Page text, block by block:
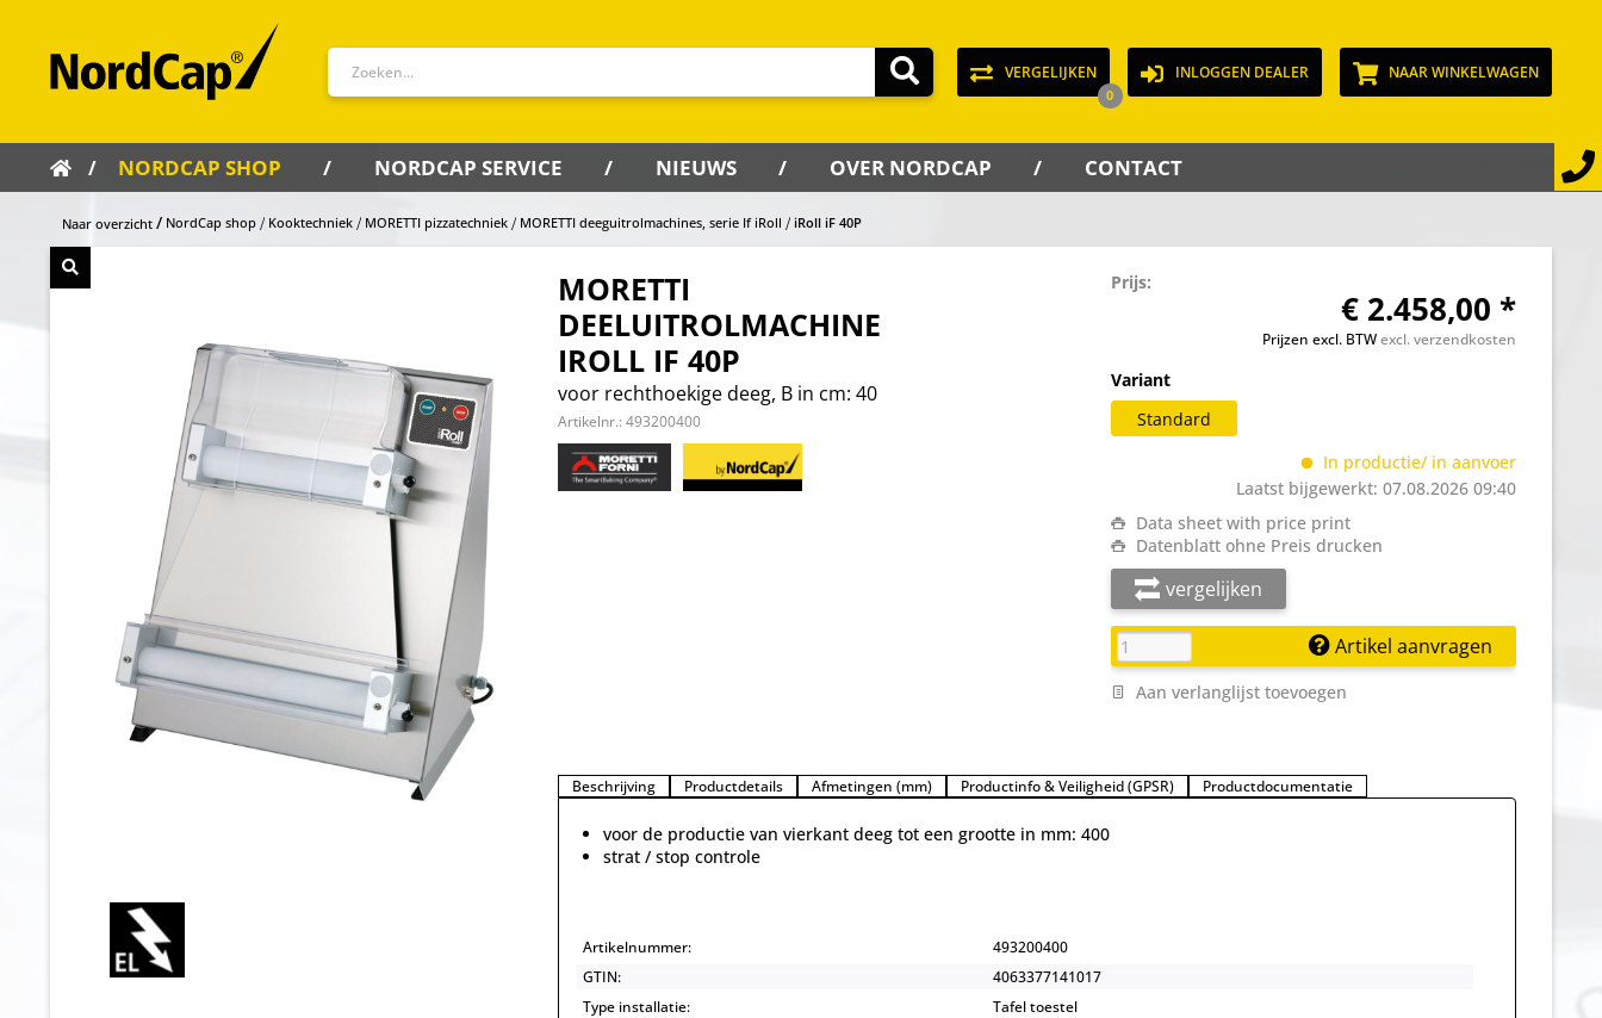
VERGELIJKEN
0
INLOGGEN DEALER NAAR WINKELWAGEN
NORDCAP SHOP NORDCAP SERVICE NIEUWS OVER NORDCAP CONTACT
Naar overzicht NordCap shop Kooktechniek MORETTI pizzatechniek MORETTI deeguitrolmachines, serie If iRoll iRoll iF 40P
MORETTI
DEELUITROLMACHINE
IROLL IF 40P
voor rechthoekige deeg, B in cm: 40
Artikelnr.: 493200400
Prijs:
€ 2.458,00 *
Prijzen excl. BTWexcl. verzendkosten
Variant
Standard
In productie/ in aanvoer
Laatst bijgewerkt: 07.08.2026 09:40
Data sheet with price print
Datenblatt ohne Preis drucken
vergelijken
Artikel aanvragen
Aan verlanglijst toevoegen
Beschrijving Productdetails Afmetingen (mm) Productinfo & Veiligheid (GPSR) Productdocumentatie
voor de productie van vierkant deeg tot een grootte in mm: 400
strat / stop controle
Artikelnummer:
493200400
GTIN:
4063377141017
Type installatie:
Tafel toestel